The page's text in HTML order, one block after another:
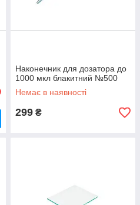
Наконечник для дозатора до
1000 мкл блакитний №500
Немає в наявності
299 ₴